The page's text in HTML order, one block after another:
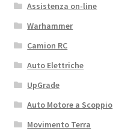
Assistenza on-line
Warhammer
Camion RC
Auto Elettriche
UpGrade
Auto Motore a Scoppio
Movimento Terra